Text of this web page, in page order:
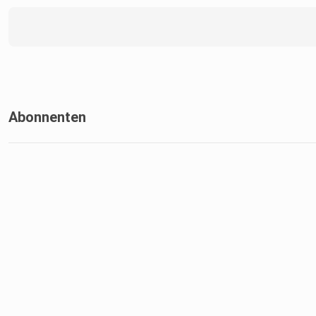
Abonnenten